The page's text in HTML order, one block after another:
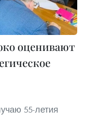
оценивают
55-летия